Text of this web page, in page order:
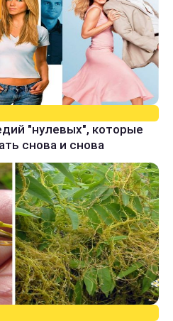
"нулевых", которые
снова и снова